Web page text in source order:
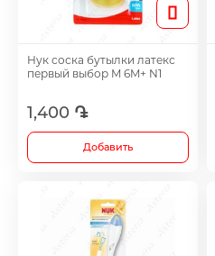
Нук соска бутылки латекс
первый выбор M 6M+ N1
1,400 ֏
Добавить